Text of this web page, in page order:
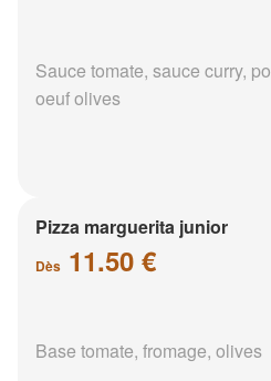
Sauce tomate, sauce curry,
oeuf olives
Pizza marguerita junior
Dès 11.50 €
Base tomate, fromage, olives